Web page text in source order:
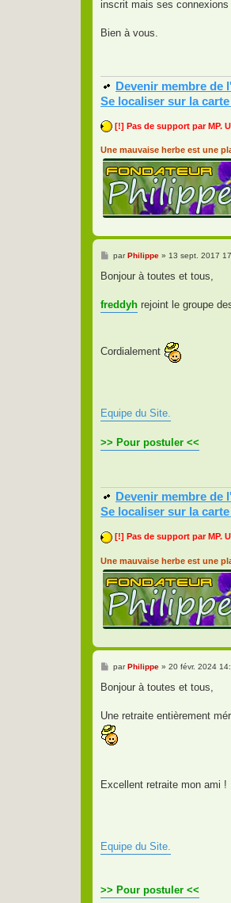
inscrit mais ses connexions
Bien à vous.
Devenir membre de
Se localiser sur la carte
[!] Pas de support par MP.
Une mauvaise herbe est une
M
s
g
e
parPhilippe» 13 sept. 2017
Bonjour à toutes et tous,
freddyh rejoint le groupe
Cordialement
Equipe du Site.
>> Pour postuler <<
Devenir membre de
Se localiser sur la carte
[!] Pas de support par MP.
Une mauvaise herbe est une
M
s
g
parPhilippe» 20 févr. 2024
Bonjour à toutes et tous,
Une retraite entièrement
Excellent retraite mon ami !
Equipe du Site.
>> Pour postuler <<